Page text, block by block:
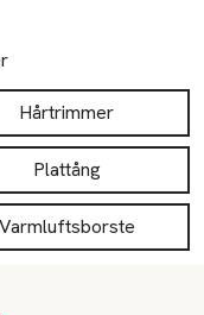
Hårtrimmer
Plattång
Varmluftsborste